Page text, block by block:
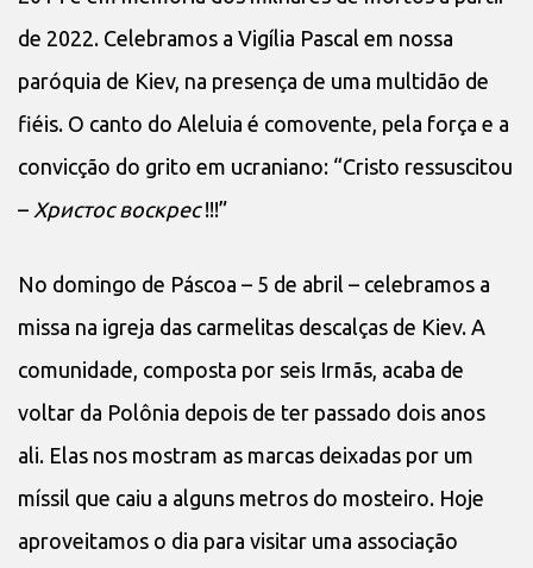
de 2022. Celebramos a Vigília Pascal em nossa
paróquia de Kiev, na presença de uma multidão de
fiéis. O canto do Aleluia é comovente, pela força e a
convicção do grito em ucraniano: “Cristo ressuscitou
– Христос воскрес!!!”
No domingo de Páscoa – 5 de abril – celebramos a
missa na igreja das carmelitas descalças de Kiev. A
comunidade, composta por seis Irmãs, acaba de
voltar da Polônia depois de ter passado dois anos
ali. Elas nos mostram as marcas deixadas por um
míssil que caiu a alguns metros do mosteiro. Hoje
aproveitamos o dia para visitar uma associação